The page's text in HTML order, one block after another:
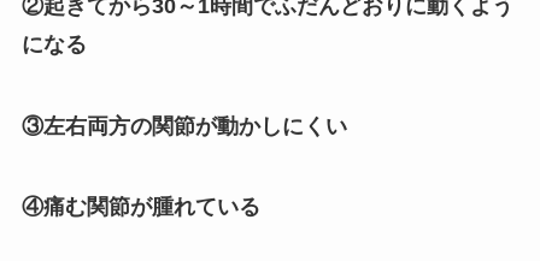
②起きてから30～1時間でふだんどおりに動くよう
になる
③左右両方の関節が動かしにくい
④痛む関節が腫れている